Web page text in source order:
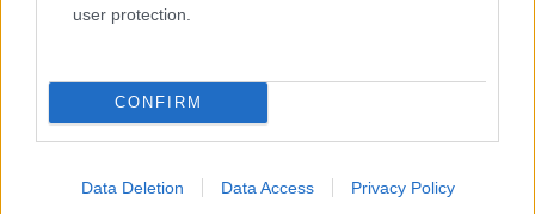
user protection.
CONFIRM
Data Deletion Data Access Privacy Policy
Címkék:nevelés népnyelv regionalizmus
tájszavak